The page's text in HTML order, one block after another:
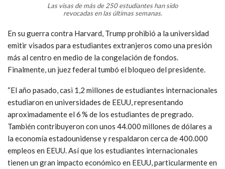
Las visas de más de 250 estudiantes han sido
revocadas en las últimas semanas.
En su guerra contra Harvard, Trump prohibió a la universidad
emitir visados para estudiantes extranjeros como una presión
más al centro en medio de la congelación de fondos.
Finalmente, un juez federal tumbó el bloqueo del presidente.
“El año pasado, casi 1,2 millones de estudiantes internacionales
estudiaron en universidades de EEUU, representando
aproximadamente el 6 % de los estudiantes de pregrado.
También contribuyeron con unos 44.000 millones de dólares a
la economía estadounidense y respaldaron cerca de 400.000
empleos en EEUU. Así que los estudiantes internacionales
tienen un gran impacto económico en EEUU, particularmente en